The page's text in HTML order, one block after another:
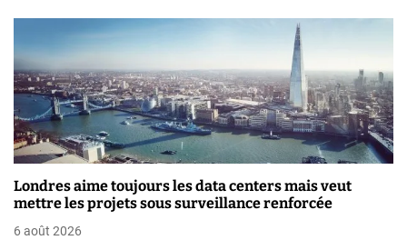
’
a
r
t
i
c
l
Londres aime toujours les data centers mais veut
mettre les projets sous surveillance renforcée
6 août 2026